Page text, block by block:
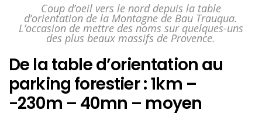
Coup d’oeil vers le nord depuis la table
d’orientation de la Montagne de Bau Trauqua.
L’occasion de mettre des noms sur quelques-uns
des plus beaux massifs de Provence.
De la table d’orientation au
parking forestier : 1km –
-230m – 40mn – moyen